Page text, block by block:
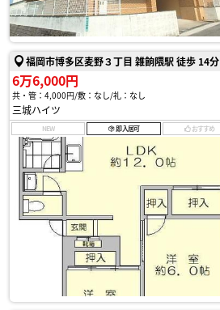
福岡市博多区麦野３丁目 雑餉隈駅 徒歩 14分
6万6,000円
共・管：4,000円 敷：なし 礼：なし
三城ハイツ
NEW 即入居可 おすすめ